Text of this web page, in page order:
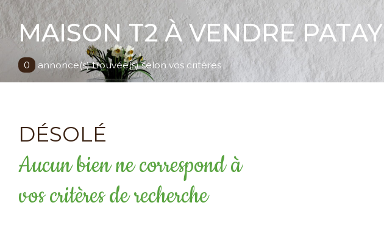
MAISON T2 À VENDRE PATAY
0 annonce(s) trouvée(s) selon vos critères
DÉSOLÉ
Aucun bien ne correspond à
vos critères de recherche